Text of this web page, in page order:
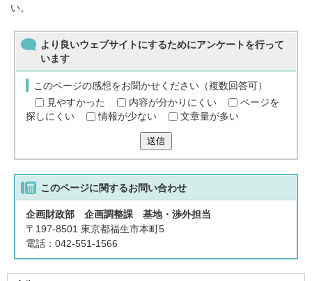
い。
より良いウェブサイトにするためにアンケートを行って
います
このページの感想をお聞かせください（複数回答可）
見やすかった
内容が分かりにくい
ページを
探しにくい
情報が少ない 文章量が多い
送信
このページに関するお問い合わせ
企画財政部 企画調整課 基地・渉外担当
〒197-8501 東京都福生市本町5
電話：042-551-1566